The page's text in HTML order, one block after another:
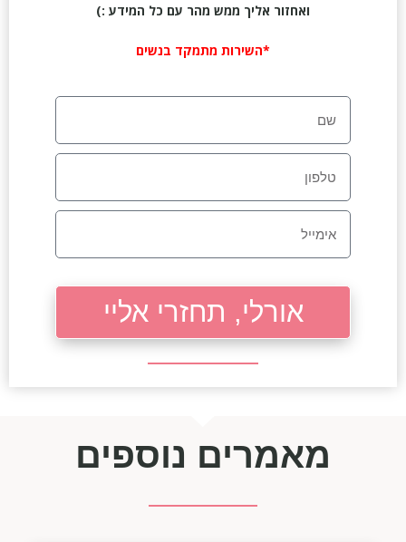
ואחזור אליך ממש מהר עם כל המידע :)
*השירות מתמקד בנשים
אורלי, תחזרי אליי
מאמרים נוספים